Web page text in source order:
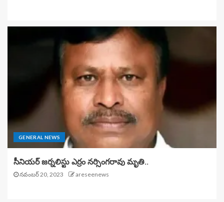
GENERAL NEWS
సీనియర్ జర్నలిస్టు ఎర్రం నర్సింగరావు మృతి..
నవంబర్ 20, 2023 areseenews